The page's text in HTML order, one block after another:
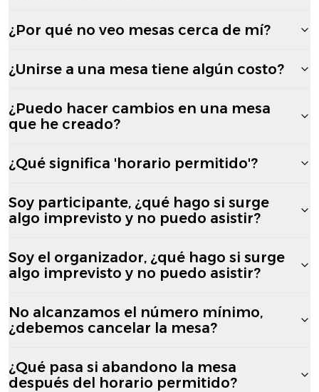
¿Por qué no veo mesas cerca de mí?
¿Unirse a una mesa tiene algún costo?
¿Puedo hacer cambios en una mesa
que he creado?
¿Qué significa 'horario permitido'?
Soy participante, ¿qué hago si surge
algo imprevisto y no puedo asistir?
Soy el organizador, ¿qué hago si surge
algo imprevisto y no puedo asistir?
No alcanzamos el número mínimo,
¿debemos cancelar la mesa?
¿Qué pasa si abandono la mesa
después del horario permitido?